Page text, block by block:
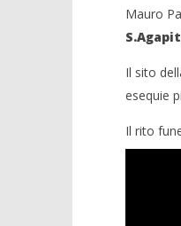
Mauro
Il sito
esequie
Il rito